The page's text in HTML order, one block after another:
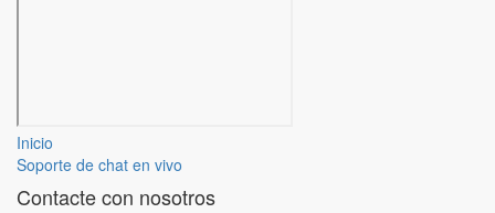
Inicio
Soporte de chat en vivo
Contacte con nosotros